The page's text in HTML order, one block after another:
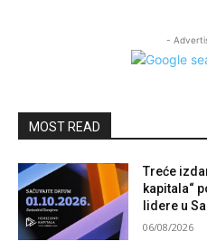
-
MOST READ
Treće
kapitala“
lidere u
06/08/2026